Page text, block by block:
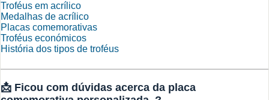
Troféus em acrílico
Medalhas de acrílico
Placas comemorativas
Troféus económicos
História dos tipos de troféus
📩 Ficou com dúvidas acerca da placa